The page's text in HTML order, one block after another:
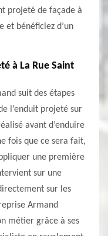
projeté de façade à
et bénéficiez d’un
à La Rue Saint
suit des étapes
l’enduit projeté sur
avant d’enduire
fois que ce sera fait,
une première
sur une
sur les
Armand
métier grâce à ses